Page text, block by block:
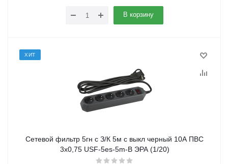
В корзину
ХИТ
Сетевой фильтр 5гн с З/К 5м с выкл черный 10А ПВС
3x0,75 USF-5es-5m-B ЭРА (1/20)